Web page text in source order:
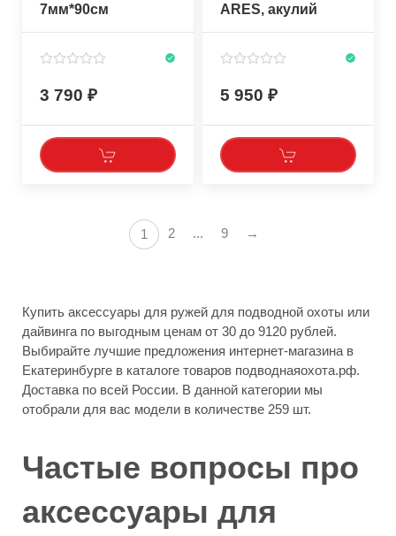
7мм*90см
3 790
ARES, акулий
плавник, один
5 950
1 2 ... 9 →
Купить аксессуары для ружей для подводной охоты или
дайвинга по выгодным ценам от 30 до 9120 рублей.
Выбирайте лучшие предложения интернет-магазина в
Екатеринбурге в каталоге товаров подводнаяохота.рф.
Доставка по всей России. В данной категории мы
отобрали для вас модели в количестве 259 шт.
Частые вопросы про
аксессуары для